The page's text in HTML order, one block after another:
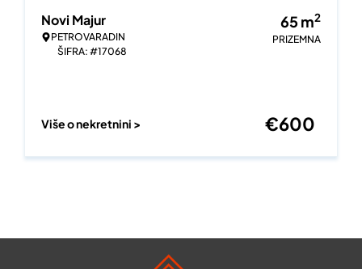
Novi Majur
PETROVARADIN
ŠIFRA: #17068
65m2
PRIZEMNA
Više o nekretnini > €600